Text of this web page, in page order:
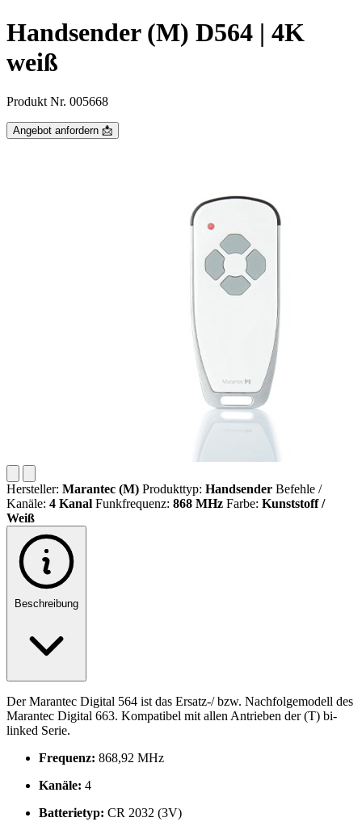
Handsender (M) D564 | 4K
weiß
Produkt Nr. 005668
Angebot anfordern 📩
Hersteller: Marantec (M) Produkttyp: Handsender Befehle /
Kanäle: 4 Kanal Funkfrequenz: 868 MHz Farbe: Kunststoff /
Weiß
Beschreibung
Der Marantec Digital 564 ist das Ersatz-/ bzw. Nachfolgemodell des
Marantec Digital 663. Kompatibel mit allen Antrieben der (T) bi-
linked Serie.
Frequenz: 868,92 MHz
Kanäle: 4
Batterietyp: CR 2032 (3V)